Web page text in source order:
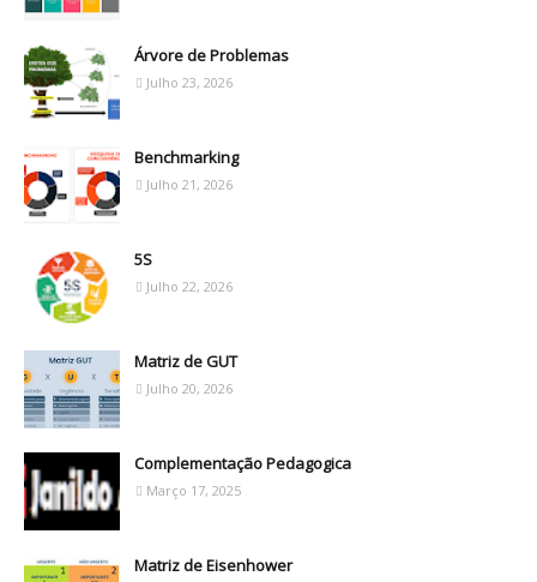
Árvore de Problemas
Julho 23, 2026
Benchmarking
Julho 21, 2026
5S
Julho 22, 2026
Matriz de GUT
Julho 20, 2026
Complementação Pedagogica
Março 17, 2025
Matriz de Eisenhower